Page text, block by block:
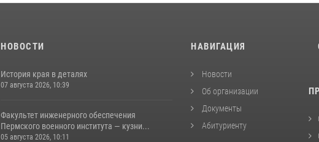
НОВОСТИ
История края в деталях
07 августа 2026, 10:39
Факультет инженерного обеспечения
Пермского военного института — кузни...
05 августа 2026, 10:11
НАВИГАЦИЯ
Новости
Об организации
Документы
Абитуриенту